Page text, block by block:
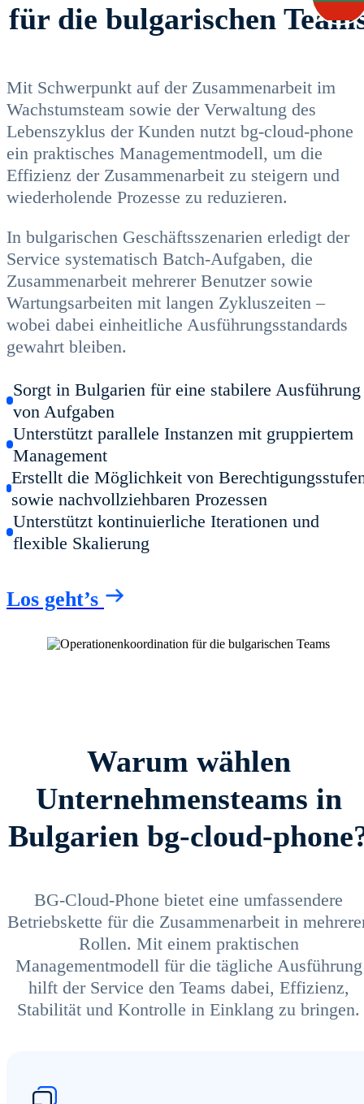
für die bulgarischen
Mit Schwerpunkt auf der Zusammenarbeit im
Wachstumsteam sowie der Verwaltung des
Lebenszyklus der Kunden nutzt bg-cloud-phone
ein praktisches Managementmodell, um die
Effizienz der Zusammenarbeit zu steigern und
wiederholende Prozesse zu reduzieren.
In bulgarischen Geschäftsszenarien erledigt der
Service systematisch Batch-Aufgaben, die
Zusammenarbeit mehrerer Benutzer sowie
Wartungsarbeiten mit langen Zykluszeiten –
wobei dabei einheitliche Ausführungsstandards
gewahrt bleiben.
Sorgt in Bulgarien für eine stabilere Ausführung
von Aufgaben
Unterstützt parallele Instanzen mit gruppiertem
Management
Erstellt die Möglichkeit von
sowie nachvollziehbaren Prozessen
Unterstützt kontinuierliche Iterationen und
flexible Skalierung
Los geht’s
Warum wählen
Unternehmensteams in
Bulgarien bg-cloud-
BG-Cloud-Phone bietet eine umfassendere
Betriebskette für die Zusammenarbeit in
Rollen. Mit einem praktischen
Managementmodell für die tägliche Ausführung
hilft der Service den Teams dabei, Effizienz,
Stabilität und Kontrolle in Einklang zu bringen.